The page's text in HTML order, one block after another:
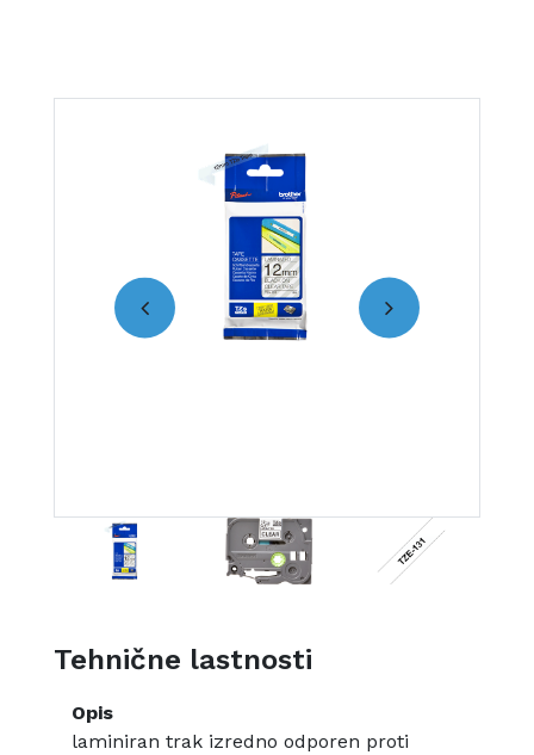
Tehnične lastnosti
Opis
laminiran trak izredno odporen proti